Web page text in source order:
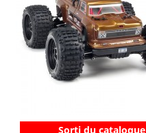
Sorti du catalogue